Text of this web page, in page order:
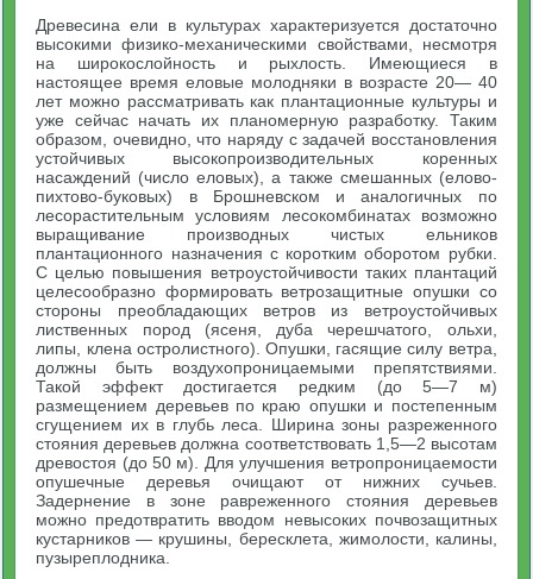
Древесина ели в культурах характеризуется достаточно
высокими физико-механическими свойствами, несмотря
на широкослойность и рыхлость. Имеющиеся в
настоящее время еловые молодняки в возрасте 20— 40
лет можно рассматривать как плантационные культуры и
уже сейчас начать их планомерную разработку. Таким
образом, очевидно, что наряду с задачей восстановления
устойчивых высокопроизводительных коренных
насаждений (число еловых), а также смешанных (елово-
пихтово-буковых) в Брошневском и аналогичных по
лесорастительным условиям лесокомбинатах возможно
выращивание производных чистых ельников
плантационного назначения с коротким оборотом рубки.
С целью повышения ветроустойчивости таких плантаций
целесообразно формировать ветрозащитные опушки со
стороны преобладающих ветров из ветроустойчивых
лиственных пород (ясеня, дуба черешчатого, ольхи,
липы, клена остролистного). Опушки, гасящие силу ветра,
должны быть воздухопроницаемыми препятствиями.
Такой эффект достигается редким (до 5—7 м)
размещением деревьев по краю опушки и постепенным
сгущением их в глубь леса. Ширина зоны разреженного
стояния деревьев должна соответствовать 1,5—2 высотам
древостоя (до 50 м). Для улучшения ветропроницаемости
опушечные деревья очищают от нижних сучьев.
Задернение в зоне равреженного стояния деревьев
можно предотвратить вводом невысоких почвозащитных
кустарников — крушины, бересклета, жимолости, калины,
пузыреплодника.